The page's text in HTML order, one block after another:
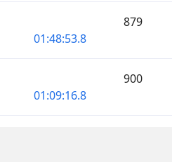
01:48:53.8
879
01:09:16.8
900